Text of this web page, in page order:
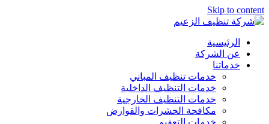
Skip to content
الرئيسية
عن الشركة
خدماتنا
خدمات تنظيف المباني
خدمات التنظيف الداخلية
خدمات التنظيف الخارجية
مكافحة الحشرات والقوارض
خدمات التعقيم